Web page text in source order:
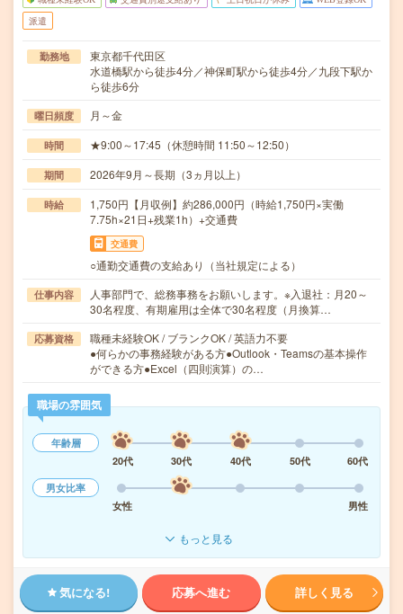
派遣
勤務地
東京都千代田区
水道橋駅から徒歩4分／神保町駅から徒歩4分／九段下駅か
ら徒歩6分
曜日頻度 月～金
時間 ★9:00～17:45（休憩時間 11:50～12:50）
期間 2026年9月～長期（3ヵ月以上）
時給
1,750円【月収例】約286,000円（時給1,750円×実働
7.75h×21日+残業1h）+交通費
交通費
○通勤交通費の支給あり（当社規定による）
仕事内容
人事部門で、総務事務をお願いします。※入退社：月20～
30名程度、有期雇用は全体で30名程度（月換算…
応募資格
職種未経験OK / ブランクOK / 英語力不要
●何らかの事務経験がある方●Outlook・Teamsの基本操作
ができる方●Excel（四則演算）の…
職場の雰囲気
年齢層
20代
30代 40代 50代
60代
男女比率
女性
男性
もっと見る
気になる! 応募へ進む 詳しく見る